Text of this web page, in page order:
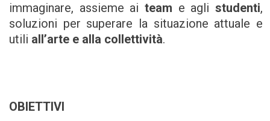
immaginare, assieme ai team e agli studenti,
soluzioni per superare la situazione attuale e
utili all’arte e alla collettività.
OBIETTIVI